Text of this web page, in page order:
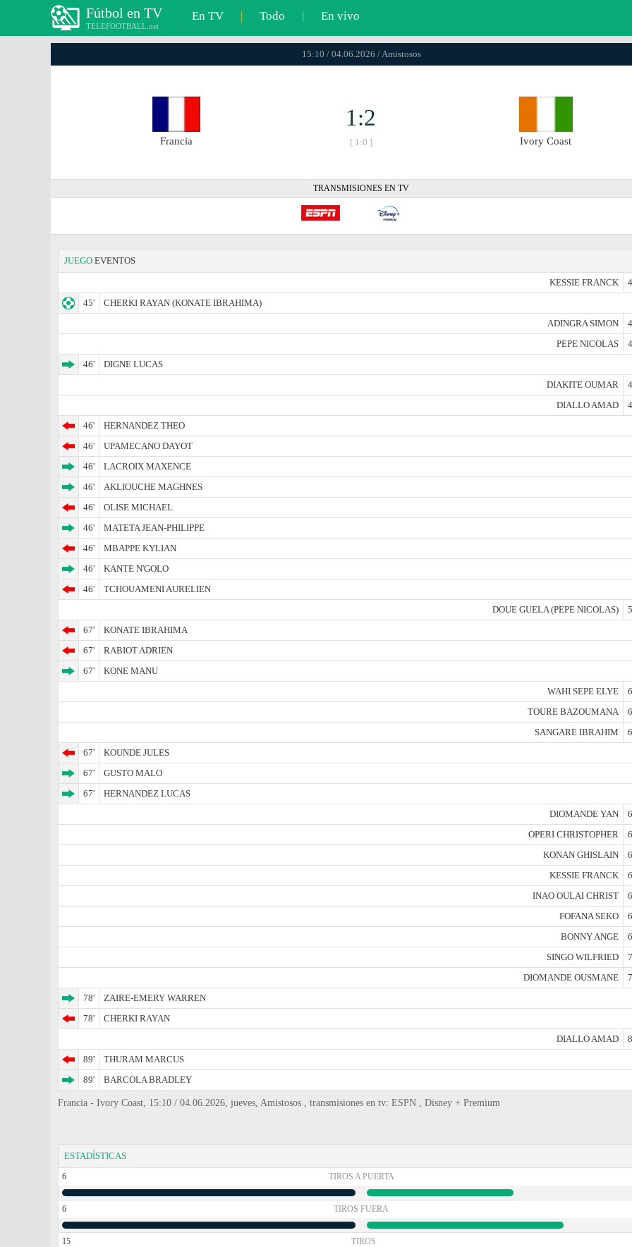
Fútbol en TV
TELEFOOTBALL.net
En TV | Todo | En vivo
15:10 / 04.06.2026 / Amistosos
Francia
1:2
[ 1:0 ] Ivory Coast
TRANSMISIONES EN TV
JUEGO EVENTOS
KESSIE FRANCK
45'
CHERKI RAYAN (KONATE IBRAHIMA)
ADINGRA SIMON
PEPE NICOLAS
46'
DIGNE LUCAS
DIAKITE OUMAR
DIALLO AMAD
46'
HERNANDEZ THEO
46'
UPAMECANO DAYOT
46'
LACROIX MAXENCE
46'
AKLIOUCHE MAGHNES
46'
OLISE MICHAEL
46'
MATETA JEAN-PHILIPPE
46'
MBAPPE KYLIAN
46'
KANTE N'GOLO
46'
TCHOUAMENI AURELIEN
DOUE GUELA (PEPE NICOLAS)
67'
KONATE IBRAHIMA
67'
RABIOT ADRIEN
67'
KONE MANU
WAHI SEPE ELYE
TOURE BAZOUMANA
SANGARE IBRAHIM
67'
KOUNDE JULES
67'
GUSTO MALO
67'
HERNANDEZ LUCAS
DIOMANDE YAN
OPERI CHRISTOPHER
KONAN GHISLAIN
KESSIE FRANCK
INAO OULAI CHRIST
FOFANA SEKO
BONNY ANGE
SINGO WILFRIED
DIOMANDE OUSMANE
78'
ZAIRE-EMERY WARREN
78'
CHERKI RAYAN
DIALLO AMAD
89'
THURAM MARCUS
89'
BARCOLA BRADLEY
Francia - Ivory Coast, 15:10 / 04.06.2026, jueves, Amistosos , transmisiones en tv: ESPN , Disney + Premium
ESTADÍSTICAS
6 TIROS A PUERTA
6 TIROS FUERA
15 TIROS